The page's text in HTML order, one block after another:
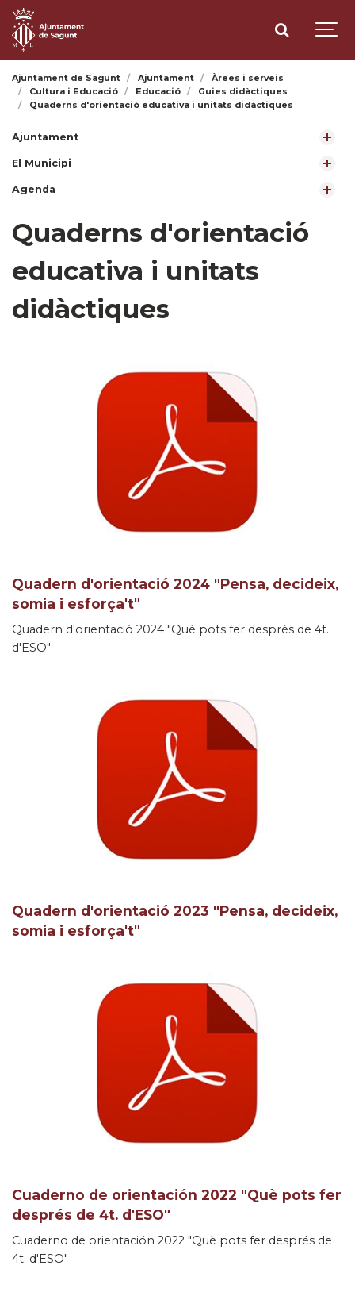
Ajuntament de Sagunt Ajuntament
Àrees i serveis
Cultura i Educació
Educació
Guies didàctiques
Quaderns d'orientació educativa i unitats didàctiques
Ajuntament
El Municipi
Agenda
Quaderns d'orientació
educativa i unitats
didàctiques
Quadern d'orientació 2024 "Pensa, decideix,
somia i esforça't"
Quadern d'orientació 2024 "Què pots fer després de 4t.
d'ESO"
Quadern d'orientació 2023 "Pensa, decideix,
somia i esforça't"
Cuaderno de orientación 2022 "Què pots fer
després de 4t. d'ESO"
Cuaderno de orientación 2022 "Què pots fer després de
4t. d'ESO"